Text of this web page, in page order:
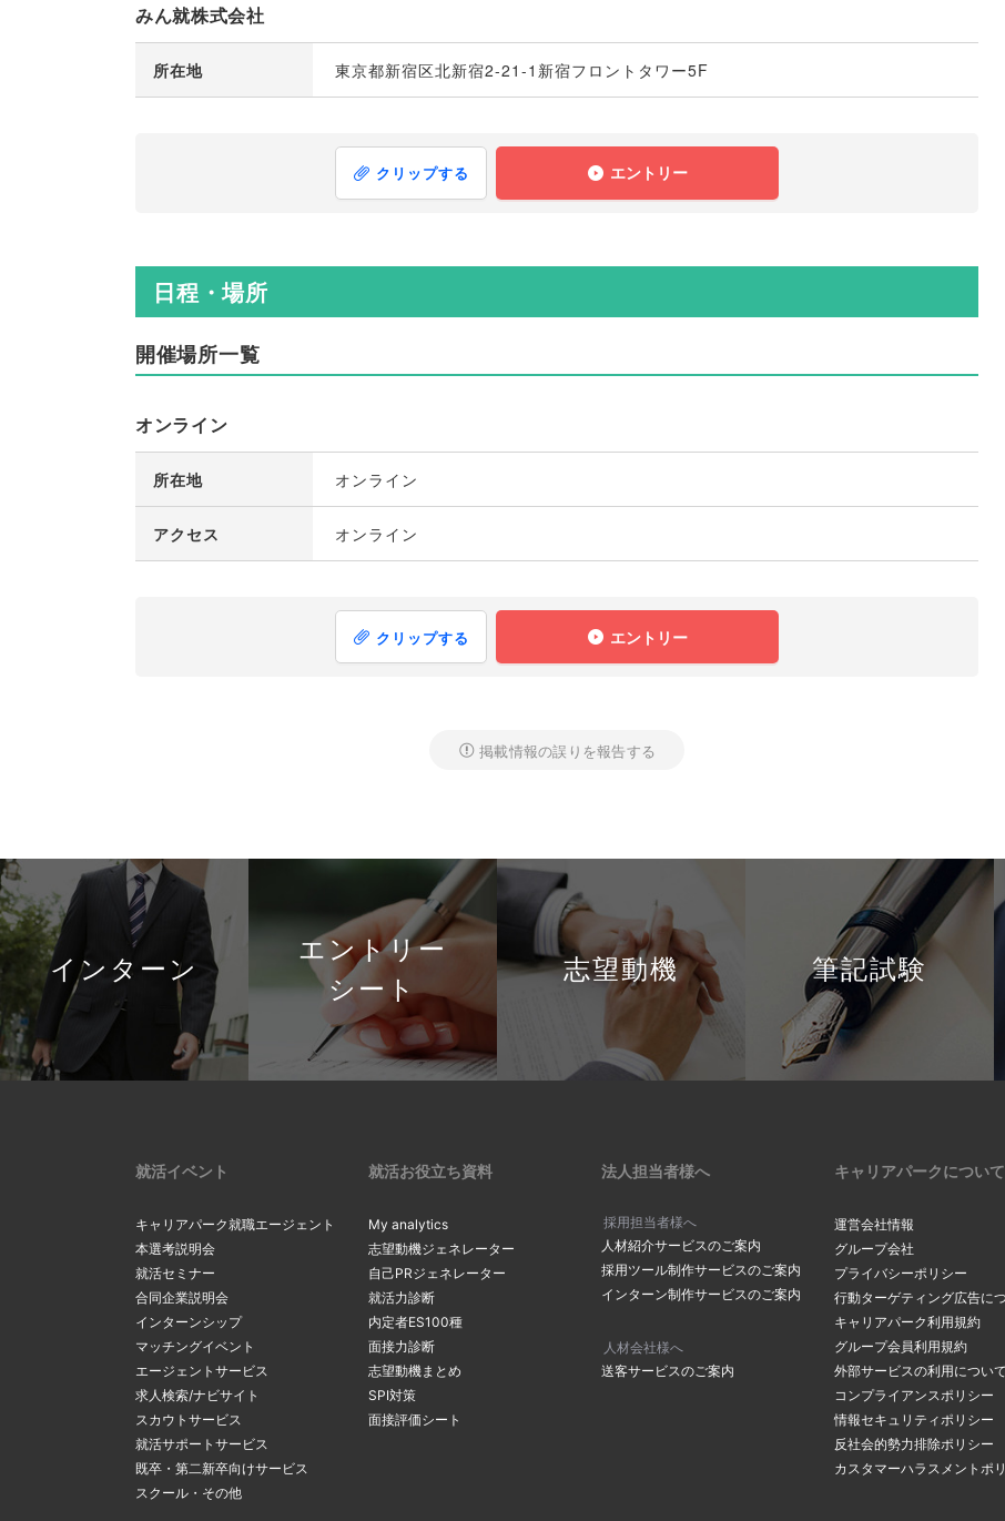
みん就株式会社
所在地 東京都新宿区北新宿2-21-1新宿フロントタワー5F
クリップする エントリー
日程・場所
開催場所一覧
オンライン
所在地 オンライン
アクセス オンライン
クリップする エントリー
掲載情報の誤りを報告する
インターン
エントリー
シート
志望動機 筆記試験
就活イベント
キャリアパーク就職エージェント
本選考説明会
就活セミナー
合同企業説明会
インターンシップ
マッチングイベント
エージェントサービス
求人検索/ナビサイト
スカウトサービス
就活サポートサービス
既卒・第二新卒向けサービス
スクール・その他
就活お役立ち資料
My analytics
志望動機ジェネレーター
自己PRジェネレーター
就活力診断
内定者ES100種
面接力診断
志望動機まとめ
SPI対策
面接評価シート
法人担当者様へ
採用担当者様へ
人材紹介サービスのご案内
採用ツール制作サービスのご案内
インターン制作サービスのご案内
人材会社様へ
送客サービスのご案内
キャリアパークについて
運営会社情報
グループ会社
プライバシーポリシー
行動ターゲティング広告に
キャリアパーク利用規約
グループ会員利用規約
外部サービスの利用について
コンプライアンスポリシー
情報セキュリティポリシー
反社会的勢力排除ポリシー
カスタマーハラスメントポ